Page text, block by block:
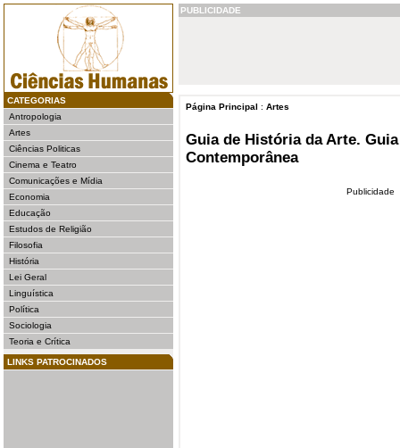
CATEGORIAS
Antropologia
Artes
Ciências Politicas
Cinema e Teatro
Comunicações e Mídia
Economia
Educação
Estudos de Religião
Filosofia
História
Lei Geral
Linguística
Política
Sociologia
Teoria e Crítica
LINKS PATROCINADOS
PUBLICIDADE
Página Principal : Artes
Guia de História da Arte.
Contemporânea
Publicidade